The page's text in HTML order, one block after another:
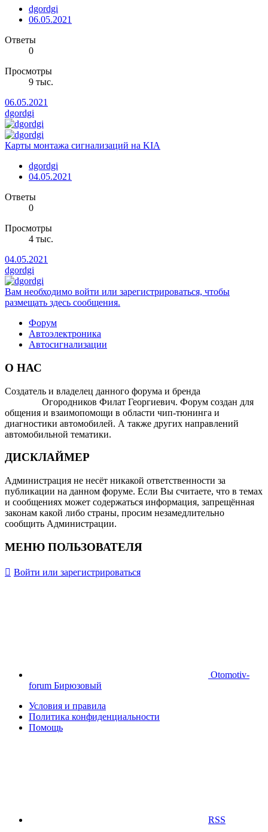
dgordgi
06.05.2021
Ответы
0
Просмотры
9 тыс.
06.05.2021
dgordgi
Карты монтажа сигнализаций на KIA
dgordgi
04.05.2021
Ответы
0
Просмотры
4 тыс.
04.05.2021
dgordgi
Вам необходимо войти или зарегистрироваться, чтобы
размещать здесь сообщения.
Форум
Автоэлектроника
Автосигнализации
О НАС
Создатель и владелец данного форума и бренда
Огородников Филат Георгиевич. Форум создан для
общения и взаимопомощи в области чип-тюнинга и
диагностики автомобилей. А также других направлений
автомобильной тематики.
ДИСКЛАЙМЕР
Администрация не несёт никакой ответственности за
публикации на данном форуме. Если Вы считаете, что в темах
и сообщениях может содержаться информация, запрещённая
законам какой либо страны, просим незамедлительно
сообщить Администрации.
МЕНЮ ПОЛЬЗОВАТЕЛЯ
Войти или зарегистрироваться
Otomotiv-
forum Бирюзовый
Условия и правила
Политика конфиденциальности
Помощь
RSS